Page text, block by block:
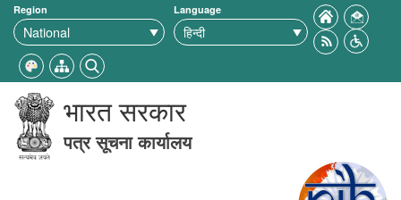
Region Language
भारत सरकार
पत्र सूचना कार्यालय